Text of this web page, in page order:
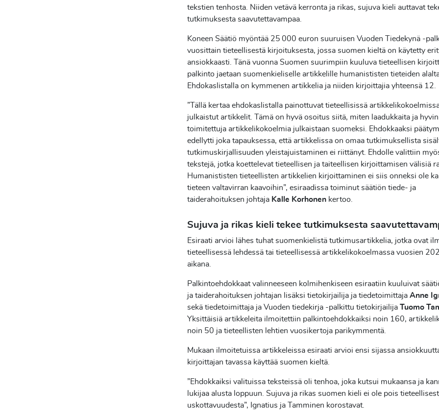
tekstien tenhosta. Niiden vetävä kerronta ja rikas, sujuva kieli auttavat
tutkimuksesta saavutettavampaa.
Koneen Säätiö myöntää 25 000 euron suuruisen Vuoden Tiedekynä -
vuosittain tieteellisestä kirjoituksesta, jossa suomen kieltä on käytetty
ansiokkaasti. Tänä vuonna Suomen suurimpiin kuuluva tieteellisen
palkinto jaetaan suomenkieliselle artikkelille humanististen tieteiden
Ehdokaslistalla on kymmenen artikkelia ja niiden kirjoittajia yhteensä
”Tällä kertaa ehdokaslistalla painottuvat tieteellisissä
julkaistut artikkelit. Tämä on hyvä osoitus siitä, miten laadukkaita ja hyvin
toimitettuja artikkelikokoelmia julkaistaan suomeksi. Ehdokkaaksi
edellytti joka tapauksessa, että artikkelissa on omaa tutkimuksellista
tutkimuskirjallisuuden yleistajuistaminen ei riittänyt. Ehdolle valittiin
tekstejä, jotka koettelevat tieteellisen ja taiteellisen kirjoittamisen välisiä
Humanististen tieteellisten artikkelien kirjoittaminen ei siis onneksi ole
tieteen valtavirran kaavoihin”, esiraadissa toiminut säätiön tiede- ja
taiderahoituksen johtaja Kalle Korhonen kertoo.
Sujuva ja rikas kieli tekee tutkimuksesta
Esiraati arvioi lähes tuhat suomenkielistä tutkimusartikkelia, jotka ovat
tieteellisessä lehdessä tai tieteellisessä artikkelikokoelmassa vuosien
aikana.
Palkintoehdokkaat valinneeseen kolmihenkiseen esiraatiin kuuluivat
ja taiderahoituksen johtajan lisäksi tietokirjailija ja tiedetoimittaja Anne
sekä tiedetoimittaja ja Vuoden tiedekirja -palkittu tietokirjailija Tuomo
Yksittäisiä artikkeleita ilmoitettiin palkintoehdokkaiksi noin 160,
noin 50 ja tieteellisten lehtien vuosikertoja parikymmentä.
Mukaan ilmoitetuissa artikkeleissa esiraati arvioi ensi sijassa
kirjoittajan tavassa käyttää suomen kieltä.
”Ehdokkaiksi valituissa teksteissä oli tenhoa, joka kutsui mukaansa ja
lukijaa alusta loppuun. Sujuva ja rikas suomen kieli ei ole pois
uskottavuudesta”, Ignatius ja Tamminen korostavat.